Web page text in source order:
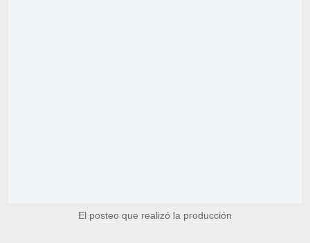
El posteo que realizó la producción